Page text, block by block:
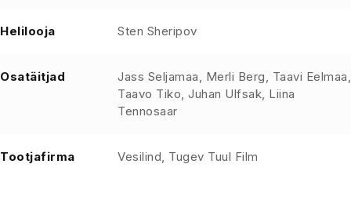
Helilooja Sten Sheripov
Osatäitjad
Jass Seljamaa, Merli Berg, Taavi Eelmaa,
Taavo Tiko, Juhan Ulfsak, Liina
Tennosaar
Tootjafirma Vesilind, Tugev Tuul Film